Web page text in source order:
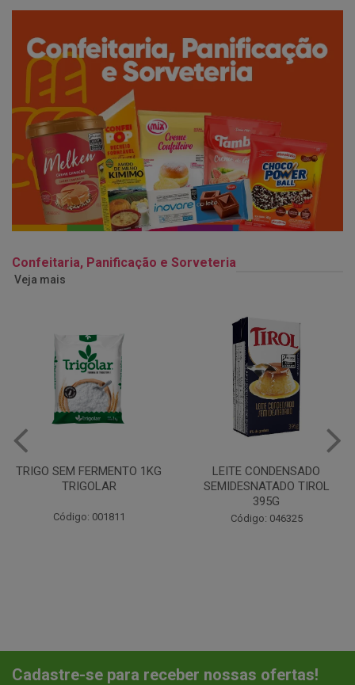
Confeitaria, Panificação e Sorveteria
Veja mais
LEITE CONDENSADO
SEMIDESNATADO TIROL
Código: 046325
CHANTILINHO EM PO 400G
MIX
Código: 037442
Cadastre-se para receber nossas ofertas!